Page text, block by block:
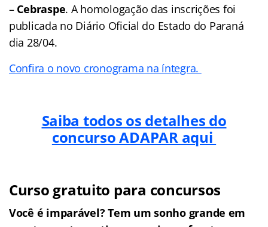
– Cebraspe. A homologação das inscrições foi
publicada no Diário Oficial do Estado do Paraná
dia 28/04.
Confira o novo cronograma na íntegra.
Saiba todos os detalhes do
concurso ADAPAR aqui
Curso gratuito para concursos
Você é imparável? Tem um sonho grande em